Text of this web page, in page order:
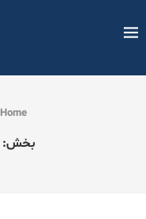
Home
بخش: